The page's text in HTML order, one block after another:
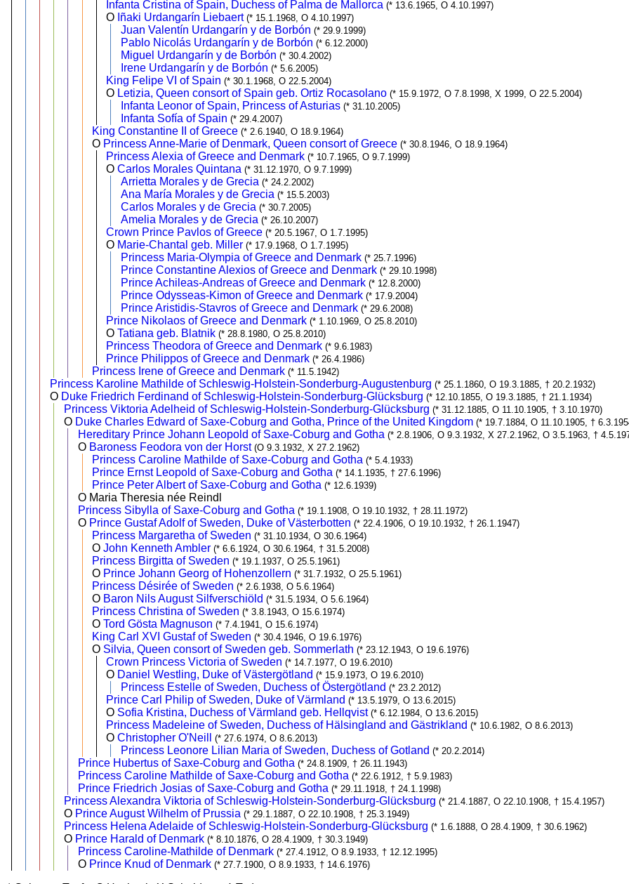
Infanta Cristina of Spain, Duchess of Palma de Mallorca (* 13.6.1965, O 4.10.1997)
O Iñaki Urdangarín Liebaert (* 15.1.1968, O 4.10.1997)
Juan Valentín Urdangarín y de Borbón (* 29.9.1999)
Pablo Nicolás Urdangarín y de Borbón (* 6.12.2000)
Miguel Urdangarín y de Borbón (* 30.4.2002)
Irene Urdangarín y de Borbón (* 5.6.2005)
King Felipe VI of Spain (* 30.1.1968, O 22.5.2004)
O Letizia, Queen consort of Spain geb. Ortiz Rocasolano (* 15.9.1972, O 7.8.1998, X 1999, O 22.5.2004)
Infanta Leonor of Spain, Princess of Asturias (* 31.10.2005)
Infanta Sofía of Spain (* 29.4.2007)
King Constantine II of Greece (* 2.6.1940, O 18.9.1964)
O Princess Anne-Marie of Denmark, Queen consort of Greece (* 30.8.1946, O 18.9.1964)
Princess Alexia of Greece and Denmark (* 10.7.1965, O 9.7.1999)
OCarlos Morales Quintana (* 31.12.1970, O 9.7.1999)
Arrietta Morales y de Grecia (* 24.2.2002)
Ana María Morales y de Grecia (* 15.5.2003)
Carlos Morales y de Grecia (* 30.7.2005)
Amelia Morales y de Grecia (* 26.10.2007)
Crown Prince Pavlos of Greece (* 20.5.1967, O 1.7.1995)
O Marie-Chantal geb. Miller (* 17.9.1968, O 1.7.1995)
Princess Maria-Olympia of Greece and Denmark (* 25.7.1996)
Prince Constantine Alexios of Greece and Denmark (* 29.10.1998)
Prince Achileas-Andreas of Greece and Denmark (* 12.8.2000)
Prince Odysseas-Kimon of Greece and Denmark (* 17.9.2004)
Prince Aristidis-Stavros of Greece and Denmark (* 29.6.2008)
Prince Nikolaos of Greece and Denmark (* 1.10.1969, O 25.8.2010)
OTatiana geb. Blatnik (* 28.8.1980, O 25.8.2010)
Princess Theodora of Greece and Denmark (* 9.6.1983)
Prince Philippos of Greece and Denmark (* 26.4.1986)
Princess Irene of Greece and Denmark (* 11.5.1942)
Princess Karoline Mathilde of Schleswig-Holstein-Sonderburg-Augustenburg (* 25.1.1860, O 19.3.1885, † 20.2.1932)
O Duke Friedrich Ferdinand of Schleswig-Holstein-Sonderburg-Glücksburg (* 12.10.1855, O 19.3.1885, † 21.1.1934)
Princess Viktoria Adelheid of Schleswig-Holstein-Sonderburg-Glücksburg (* 31.12.1885, O 11.10.1905, † 3.10.1970)
O Duke Charles Edward of Saxe-Coburg and Gotha, Prince of the United Kingdom (* 19.7.1884, O 11.10.1905, †
Hereditary Prince Johann Leopold of Saxe-Coburg and Gotha (* 2.8.1906, O 9.3.1932, X 27.2.1962, O 3.5.1963, †
O Baroness Feodora von der Horst (O 9.3.1932, X 27.2.1962)
Princess Caroline Mathilde of Saxe-Coburg and Gotha (* 5.4.1933)
Prince Ernst Leopold of Saxe-Coburg and Gotha (* 14.1.1935, † 27.6.1996)
Prince Peter Albert of Saxe-Coburg and Gotha (* 12.6.1939)
O Maria Theresia née Reindl
Princess Sibylla of Saxe-Coburg and Gotha (* 19.1.1908, O 19.10.1932, † 28.11.1972)
O Prince Gustaf Adolf of Sweden, Duke of Västerbotten (* 22.4.1906, O 19.10.1932, † 26.1.1947)
Princess Margaretha of Sweden (* 31.10.1934, O 30.6.1964)
OJohn Kenneth Ambler (* 6.6.1924, O 30.6.1964, † 31.5.2008)
Princess Birgitta of Sweden (* 19.1.1937, O 25.5.1961)
O Prince Johann Georg of Hohenzollern (* 31.7.1932, O 25.5.1961)
Princess Désirée of Sweden (* 2.6.1938, O 5.6.1964)
O Baron Nils August Silfverschiöld (* 31.5.1934, O 5.6.1964)
Princess Christina of Sweden (* 3.8.1943, O 15.6.1974)
OTord Gösta Magnuson (* 7.4.1941, O 15.6.1974)
King Carl XVI Gustaf of Sweden (* 30.4.1946, O 19.6.1976)
O Silvia, Queen consort of Sweden geb. Sommerlath (* 23.12.1943, O 19.6.1976)
Crown Princess Victoria of Sweden (* 14.7.1977, O 19.6.2010)
O Daniel Westling, Duke of Västergötland (* 15.9.1973, O 19.6.2010)
Princess Estelle of Sweden, Duchess of Östergötland (* 23.2.2012)
Prince Carl Philip of Sweden, Duke of Värmland (* 13.5.1979, O 13.6.2015)
O Sofia Kristina, Duchess of Värmland geb. Hellqvist (* 6.12.1984, O 13.6.2015)
Princess Madeleine of Sweden, Duchess of Hälsingland and Gästrikland (* 10.6.1982, O 8.6.2013)
OChristopher O'Neill (* 27.6.1974, O 8.6.2013)
Princess Leonore Lilian Maria of Sweden, Duchess of Gotland (* 20.2.2014)
Prince Hubertus of Saxe-Coburg and Gotha (* 24.8.1909, † 26.11.1943)
Princess Caroline Mathilde of Saxe-Coburg and Gotha (* 22.6.1912, † 5.9.1983)
Prince Friedrich Josias of Saxe-Coburg and Gotha (* 29.11.1918, † 24.1.1998)
Princess Alexandra Viktoria of Schleswig-Holstein-Sonderburg-Glücksburg (* 21.4.1887, O 22.10.1908, † 15.4.1957)
O Prince August Wilhelm of Prussia (* 29.1.1887, O 22.10.1908, † 25.3.1949)
Princess Helena Adelaide of Schleswig-Holstein-Sonderburg-Glücksburg (* 1.6.1888, O 28.4.1909, † 30.6.1962)
O Prince Harald of Denmark (* 8.10.1876, O 28.4.1909, † 30.3.1949)
Princess Caroline-Mathilde of Denmark (* 27.4.1912, O 8.9.1933, † 12.12.1995)
O Prince Knud of Denmark (* 27.7.1900, O 8.9.1933, † 14.6.1976)